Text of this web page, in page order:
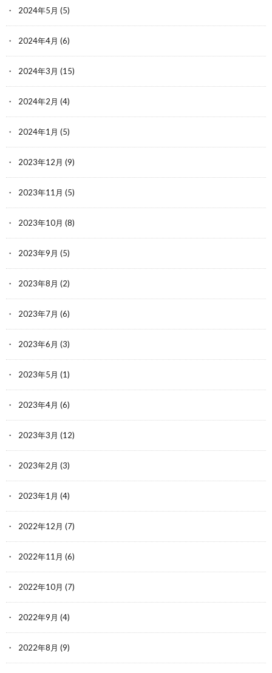
2024年5月 (5)
2024年4月 (6)
2024年3月 (15)
2024年2月 (4)
2024年1月 (5)
2023年12月 (9)
2023年11月 (5)
2023年10月 (8)
2023年9月 (5)
2023年8月 (2)
2023年7月 (6)
2023年6月 (3)
2023年5月 (1)
2023年4月 (6)
2023年3月 (12)
2023年2月 (3)
2023年1月 (4)
2022年12月 (7)
2022年11月 (6)
2022年10月 (7)
2022年9月 (4)
2022年8月 (9)